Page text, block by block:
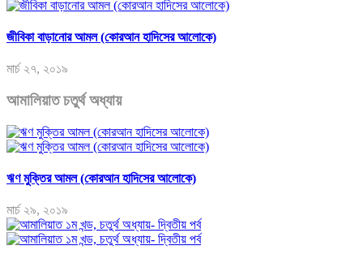
জীবিকা বাড়ানোর আমল (কোরআন হাদিসের আলোকে)
মার্চ ২৭, ২০১৯
আমালিয়াত চতুর্থ অধ্যায়
ঋণ মুক্তির আমল (কোরআন হাদিসের আলোকে)
মার্চ ২৯, ২০১৯